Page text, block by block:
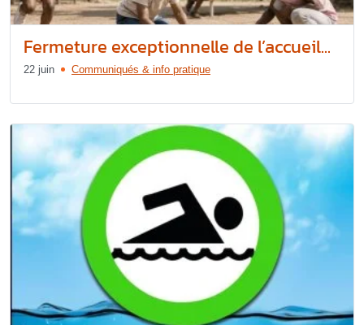
Fermeture exceptionnelle de l’accueil...
22 juin Communiqués & info pratique